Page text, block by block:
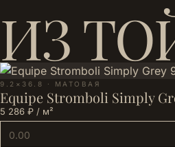
ИЗ
9.2×36.8 · МАТОВАЯ
Equipe Stromboli Simply
5 286 ₽ / м²